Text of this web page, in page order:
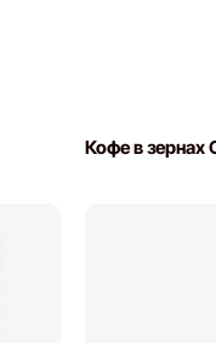
Кофе в зернах